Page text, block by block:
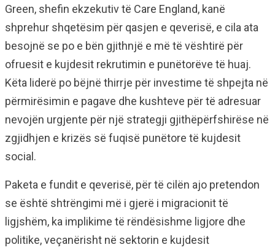
Green, shefin ekzekutiv të Care England, kanë
shprehur shqetësim për qasjen e qeverisë, e cila ata
besojnë se po e bën gjithnjë e më të vështirë për
ofruesit e kujdesit rekrutimin e punëtorëve të huaj.
Këta liderë po bëjnë thirrje për investime të shpejta në
përmirësimin e pagave dhe kushteve për të adresuar
nevojën urgjente për një strategji gjithëpërfshirëse në
zgjidhjen e krizës së fuqisë punëtore të kujdesit
social.
Paketa e fundit e qeverisë, për të cilën ajo pretendon
se është shtrëngimi më i gjerë i migracionit të
ligjshëm, ka implikime të rëndësishme ligjore dhe
politike, veçanërisht në sektorin e kujdesit